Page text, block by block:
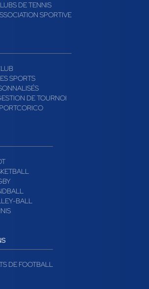
DE TENNIS
SPORTIVE
SPORTS
DE TOURNOI
BALL
DE FOOTBALL